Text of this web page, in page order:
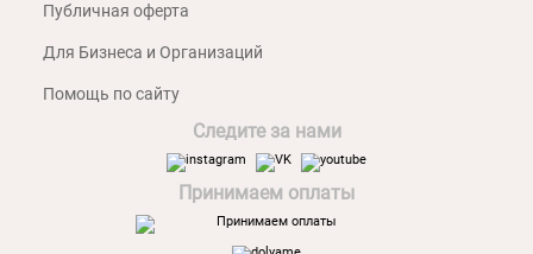
Публичная оферта
Для Бизнеса и Организаций
Помощь по сайту
Следите за нами
Принимаем оплаты